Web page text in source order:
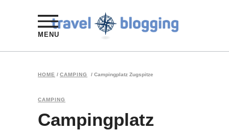
MENU
HOME / CAMPING / Campingplatz Zugspitze
CAMPING
Campingplatz